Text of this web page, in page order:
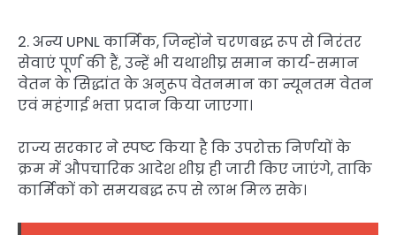
2. अन्य UPNL कार्मिक, जिन्होंने चरणबद्ध रूप से निरंतर
सेवाएं पूर्ण की हैं, उन्हें भी यथाशीघ्र समान कार्य-समान
वेतन के सिद्धांत के अनुरूप वेतनमान का न्यूनतम वेतन
एवं महंगाई भत्ता प्रदान किया जाएगा।
राज्य सरकार ने स्पष्ट किया है कि उपरोक्त निर्णयों के
क्रम में औपचारिक आदेश शीघ्र ही जारी किए जाएंगे, ताकि
कार्मिकों को समयबद्ध रूप से लाभ मिल सके।